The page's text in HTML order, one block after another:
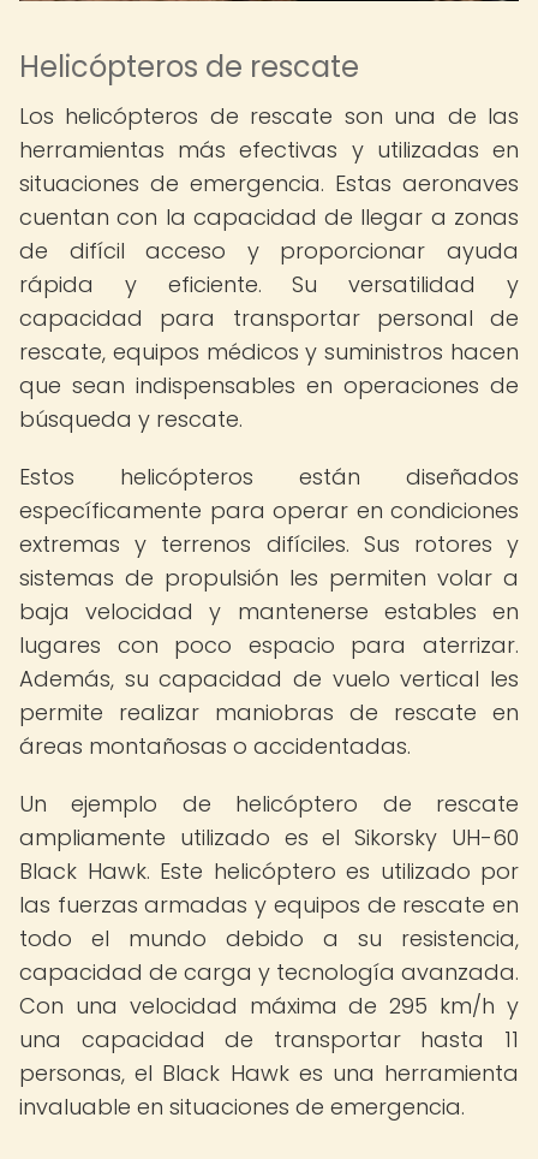
Helicópteros de rescate
Los helicópteros de rescate son una de las
herramientas más efectivas y utilizadas en
situaciones de emergencia. Estas aeronaves
cuentan con la capacidad de llegar a zonas
de difícil acceso y proporcionar ayuda
rápida y eficiente. Su versatilidad y
capacidad para transportar personal de
rescate, equipos médicos y suministros hacen
que sean indispensables en operaciones de
búsqueda y rescate.
Estos helicópteros están diseñados
específicamente para operar en condiciones
extremas y terrenos difíciles. Sus rotores y
sistemas de propulsión les permiten volar a
baja velocidad y mantenerse estables en
lugares con poco espacio para aterrizar.
Además, su capacidad de vuelo vertical les
permite realizar maniobras de rescate en
áreas montañosas o accidentadas.
Un ejemplo de helicóptero de rescate
ampliamente utilizado es el Sikorsky UH-60
Black Hawk. Este helicóptero es utilizado por
las fuerzas armadas y equipos de rescate en
todo el mundo debido a su resistencia,
capacidad de carga y tecnología avanzada.
Con una velocidad máxima de 295 km/h y
una capacidad de transportar hasta 11
personas, el Black Hawk es una herramienta
invaluable en situaciones de emergencia.